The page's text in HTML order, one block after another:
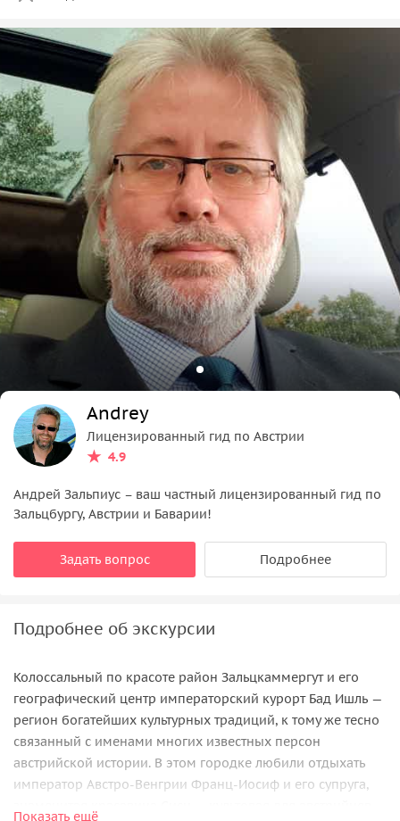
Andrey
Лицензированный гид по Австрии
4.9
Андрей Зальпиус – ваш частный лицензированный гид по
Зальцбургу, Австрии и Баварии!
Задать вопрос Подробнее
Подробнее об экскурсии
Колоссальный по красоте район Зальцкаммергут и его
географический центр императорский курорт Бад Ишль —
регион богатейших культурных традиций, к тому же тесно
связанный с именами многих известных персон
австрийской истории. В этом городке любили отдыхать
император Австро-Венгрии Франц-Иосиф и его супруга,
Показать ещё